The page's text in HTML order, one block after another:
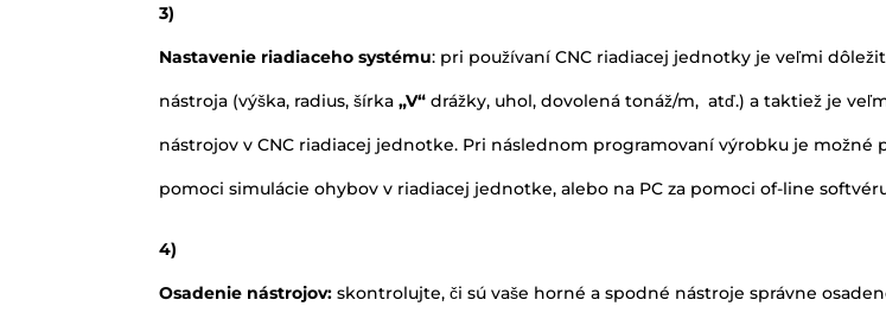
3)
Nastavenie riadiaceho systému: pri používaní CNC riadiacej jednotky je veľmi
nástroja (výška, radius, šírka„V“ drážky, uhol, dovolená tonáž/m, atď.) a taktiež je
nástrojov v CNC riadiacej jednotke. Pri následnom programovaní výrobku je
pomoci simulácie ohybov v riadiacej jednotke, alebo na PC za pomoci of-line
4)
Osadenie nástrojov:skontrolujte, či sú vaše horné a spodné nástroje správne